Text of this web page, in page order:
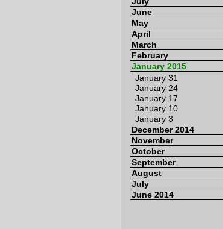
June
May
April
March
February
January 2015
January 31
January 24
January 17
January 10
January 3
December 2014
November
October
September
August
July
June 2014